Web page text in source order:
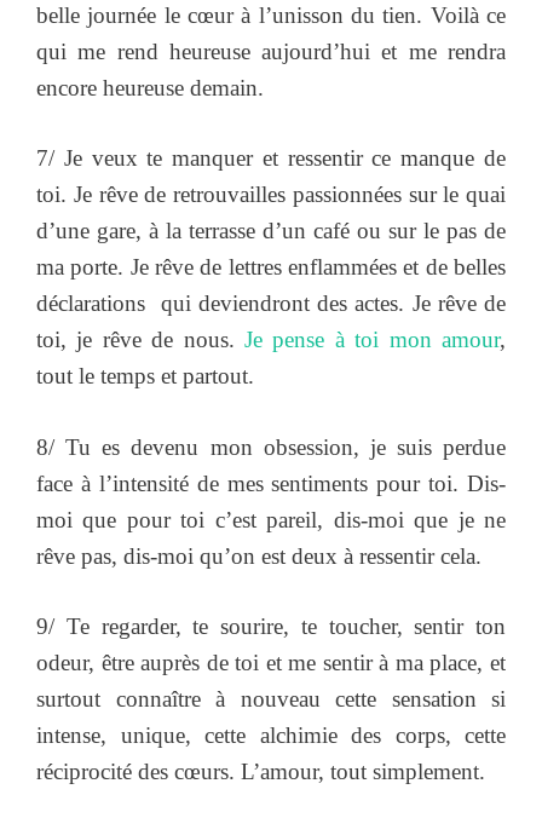
belle journée le cœur à l’unisson du tien. Voilà ce
qui me rend heureuse aujourd’hui et me rendra
encore heureuse demain.
7/ Je veux te manquer et ressentir ce manque de
toi. Je rêve de retrouvailles passionnées sur le quai
d’une gare, à la terrasse d’un café ou sur le pas de
ma porte. Je rêve de lettres enflammées et de belles
déclarations qui deviendront des actes. Je rêve de
toi, je rêve de nous. Je pense à toi mon amour,
tout le temps et partout.
8/ Tu es devenu mon obsession, je suis perdue
face à l’intensité de mes sentiments pour toi. Dis-
moi que pour toi c’est pareil, dis-moi que je ne
rêve pas, dis-moi qu’on est deux à ressentir cela.
9/ Te regarder, te sourire, te toucher, sentir ton
odeur, être auprès de toi et me sentir à ma place, et
surtout connaître à nouveau cette sensation si
intense, unique, cette alchimie des corps, cette
réciprocité des cœurs. L’amour, tout simplement.